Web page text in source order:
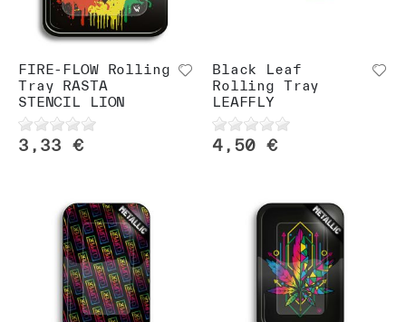
FIRE-FLOW Rolling
Tray RASTA
STENCIL LION
3,33 €
Black Leaf
Rolling Tray
LEAFFLY
4,50 €